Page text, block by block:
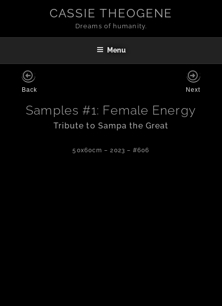
CASSIE THEOGENE
Dreams of humanity.
Menu
Back Next
Samples #1: Female Energy
Tribute to Sampa the Great
50x60cm – 2023 – #606